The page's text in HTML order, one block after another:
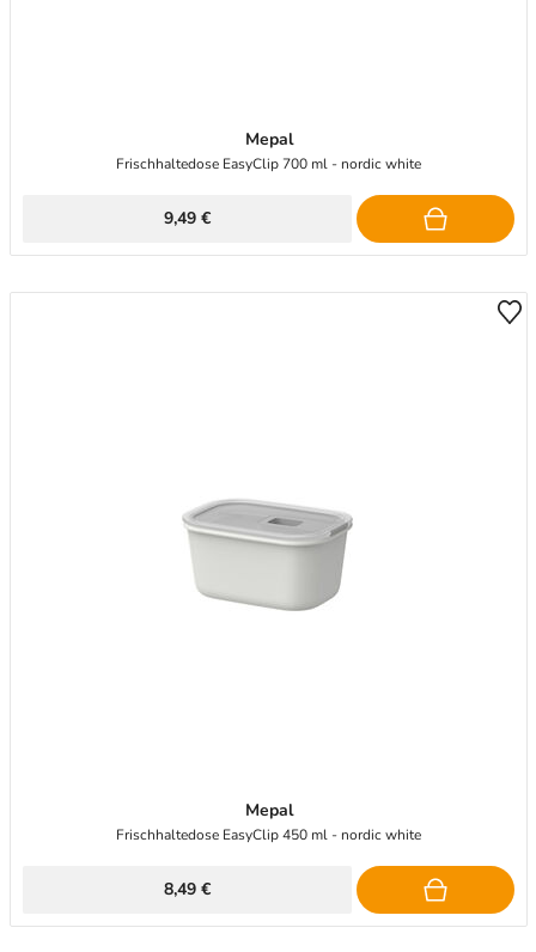
Mepal
Frischhaltedose EasyClip 700 ml - nordic white
9,49 €
Mepal
Frischhaltedose EasyClip 450 ml - nordic white
8,49 €